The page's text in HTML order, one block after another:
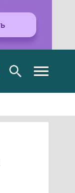
Toggle
navigation